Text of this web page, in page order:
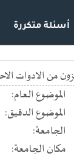
أسئلة متكررة
الادوات
الموضوع العام:
الموضوع الدقيق:
الجامعة:
مكان الجامعة: